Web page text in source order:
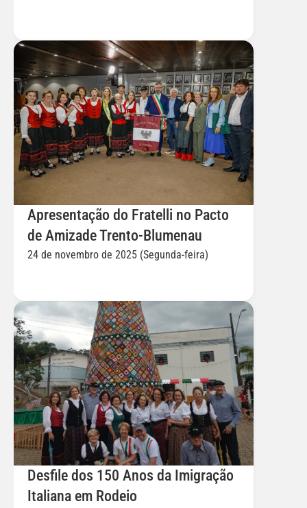
Apresentação do Fratelli no Pacto
de Amizade Trento-Blumenau
24 de novembro de 2025 (Segunda-feira)
Desfile dos 150 Anos da Imigração
Italiana em Rodeio